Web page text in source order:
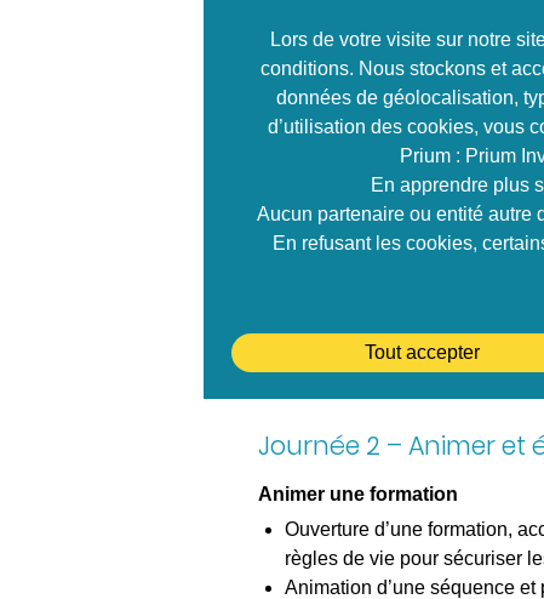
Préparer une formation
Identifier ses savoirs, savoirs
richesses à transmettre
Comprendre les
Créer un bon état d’esprit
Décrire les objectifs de la
Détailler les objectifs
Définir une ingénierie
participants
Créer des support de cours
Journée 2 – Animer et
Animer une formation
Ouverture d’une formation,
règles de vie pour sécuriser
Animation d’une séquence
Lors de votre visite sur notre
conditions. Nous stockons et
données de géolocalisation,
d’utilisation des cookies, vous
Prium : Prium
En apprendre plus
Aucun partenaire ou entité autre
En refusant les cookies,
Tout accepter